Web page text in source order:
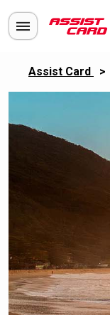
Assist Card >